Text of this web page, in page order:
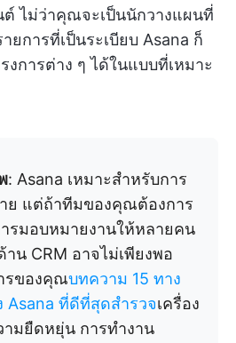
ไม่ว่าคุณจะเป็นนักวางแผนที่
การที่เป็นระเบียบ Asana ก็
การต่าง ๆ ได้ในแบบที่เหมาะ
: Asana เหมาะสำหรับการ
ย แต่ถ้าทีมของคุณต้องการ
รมอบหมายงานให้หลายคน
น CRM อาจไม่เพียงพอ
รของคุณบทความ 15 ทาง
Asana ที่ดีที่สุดสำรวจเครื่อง
มยืดหยุ่น การทำงาน